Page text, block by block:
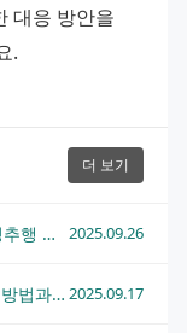
대응 방안을
.
더 보기
평택성범죄전문변호사가 알려주는 군인성추행 사건 대응 방법 2025.09.26
안양성범죄 전문 변호사, 풍기문란죄 대응방법과 법적조언 총정리 2025.09.17